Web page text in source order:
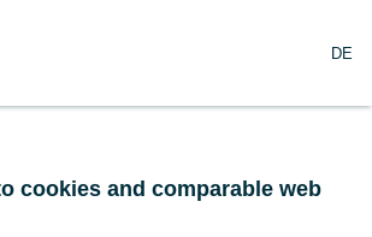
DE
cookies and comparable web
DE
cookies and comparable web